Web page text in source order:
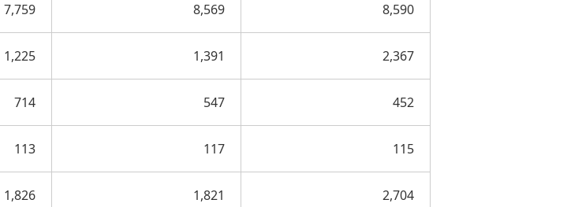
7,759 8,569 8,590
1,225 1,391 2,367
714 547 452
113 117 115
1,826 1,821 2,704